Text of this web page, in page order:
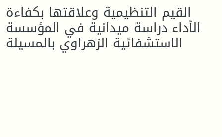
القيم التنظيمية وعلاقتها بكفاءة
الأداء دراسة ميدانية في المؤسسة
الاستشفائية الزهراوي بالمسيلة